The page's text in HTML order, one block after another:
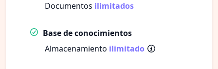
Documentos ilimitados
Base de conocimientos
Almacenamiento ilimitado